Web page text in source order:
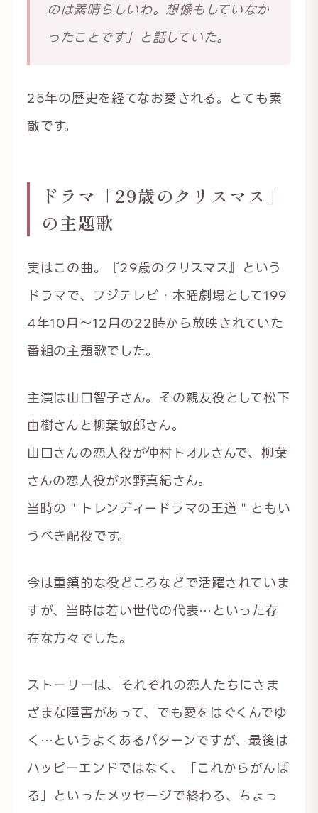
のは素晴らしいわ。想像もしていなか
ったことです」と話していた。
25年の歴史を経てなお愛される。とても素
敵です。
ドラマ「29歳のクリスマス」
の主題歌
実はこの曲。『29歳のクリスマス』という
ドラマで、フジテレビ・木曜劇場として199
4年10月〜12月の22時から放映されていた
番組の主題歌でした。
主演は山口智子さん。その親友役として松下
由樹さんと柳葉敏郎さん。
山口さんの恋人役が仲村トオルさんで、柳葉
さんの恋人役が水野真紀さん。
当時の＂トレンディードラマの王道＂ともい
うべき配役です。
今は重鎮的な役どころなどで活躍されていま
すが、当時は若い世代の代表…といった存
在な方々でした。
ストーリーは、それぞれの恋人たちにさま
ざまな障害があって、でも愛をはぐくんでゆ
く…というよくあるパターンですが、最後は
ハッピーエンドではなく、「これからがんば
る」といったメッセージで終わる、ちょっ